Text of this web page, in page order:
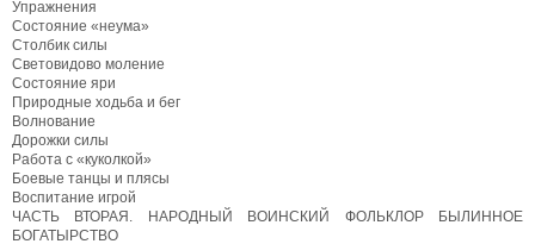
Упражнения
Состояние «неума»
Столбик силы
Световидово моление
Состояние яри
Природные ходьба и бег
Волнование
Дорожки силы
Работа с «куколкой»
Боевые танцы и плясы
Воспитание игрой
ЧАСТЬ ВТОРАЯ. НАРОДНЫЙ ВОИНСКИЙ ФОЛЬКЛОР БЫЛИННОЕ
БОГАТЫРСТВО